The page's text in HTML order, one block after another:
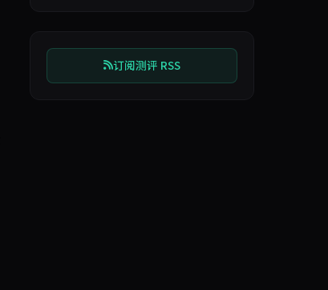
订阅测评 RSS